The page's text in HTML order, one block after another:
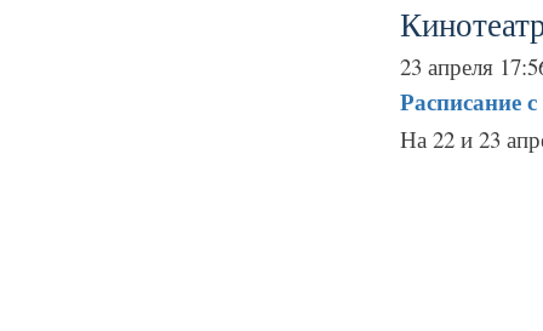
23 апреля
Расписание
На 22 и 23